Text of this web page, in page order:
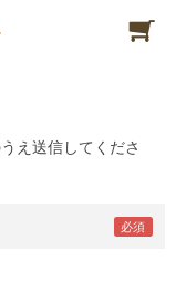
え送信してくださ